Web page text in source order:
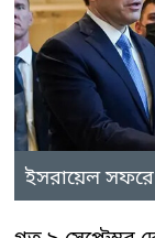
ইসরায়েল সফরে